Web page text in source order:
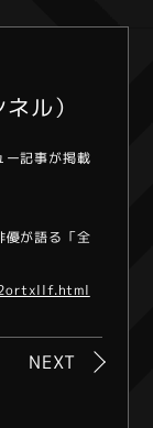
ル）
ー記事が掲載
が語る「全
NEXT